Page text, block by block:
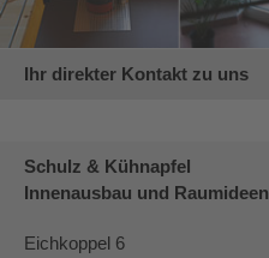
Ihr direkter Kontakt zu uns
Schulz & Kühnapfel
Innenausbau und Raumideen
Eichkoppel 6